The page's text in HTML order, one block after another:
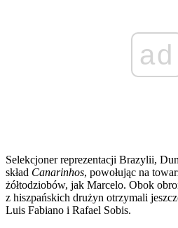
ad
Selekcjoner reprezentacji Brazylii,
skład Canarinhos, powołując na
żółtodziobów, jak Marcelo. Obok
z hiszpańskich drużyn otrzymali
Luis Fabiano i Rafael Sobis.